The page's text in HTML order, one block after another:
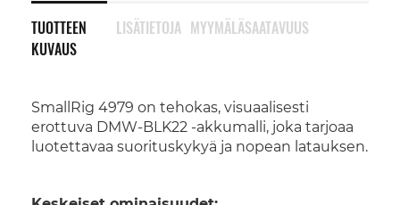
TUOTTEEN
KUVAUS
SmallRig 4979 on tehokas, visuaalisesti
erottuva DMW-BLK22 -akkumalli, joka tarjoaa
luotettavaa suorituskykyä ja nopean latauksen.
LISÄTIETOJA MYYMÄLÄSAATAVUUS